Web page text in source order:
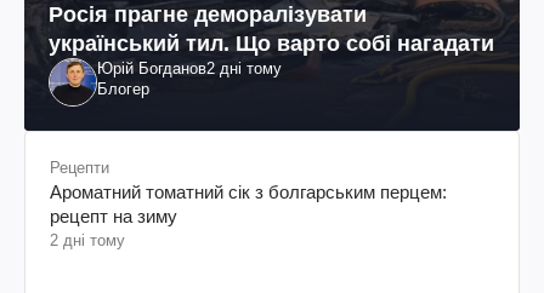
Росія прагне деморалізувати
український тил. Що варто собі нагадати
Юрій Богданов2 дні тому
Блогер
Рецепти
Ароматний томатний сік з болгарським перцем:
рецепт на зиму
2 дні тому